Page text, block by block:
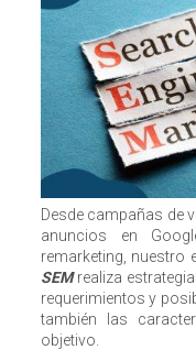
Desde campañas de
anuncios en
remarketing, nuestro
SEMrealiza
requerimientos y
también las
objetivo.